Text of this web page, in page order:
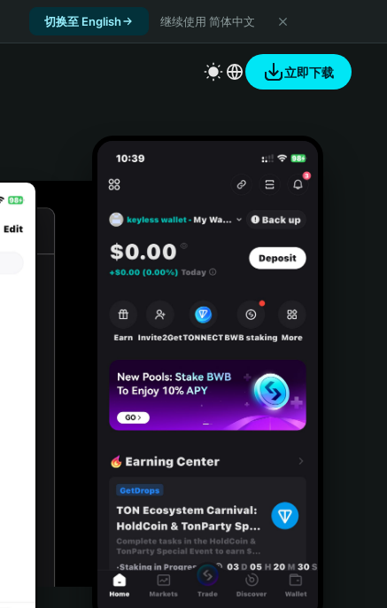
切换至 English 继续使用 简体中文
立即下载